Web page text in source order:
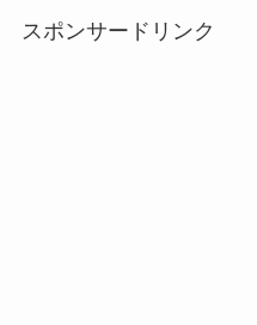
スポンサードリンク